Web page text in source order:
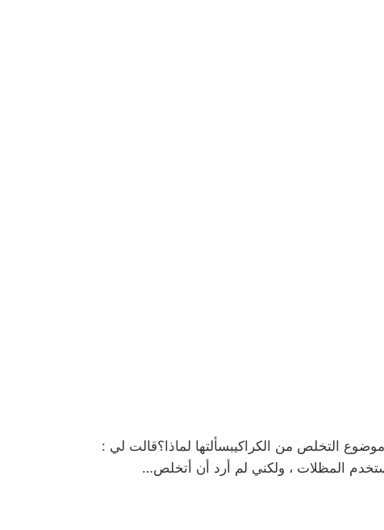
التخلص من الكراكيبسألتها لماذا؟قالت لي :
المظلات ، ولكني لم أرد أن أتخلص…